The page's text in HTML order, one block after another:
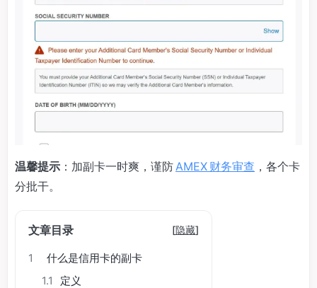
温馨提示 ：加副卡一时爽，谨防 AMEX 财务审查 ，各个卡
分批干。
文章目录 [隐藏]
1
什么是信用卡的副卡
1.1
定义